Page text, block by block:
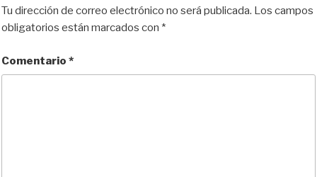
k
y
d
o
o
o
t
r
t
Tu dirección de correo electrónico no será publicada. Los campos
obligatorios están marcados con *
Comentario *